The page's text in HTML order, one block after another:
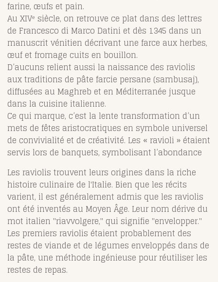
farine, œufs et pain.
Au XIVᵉ siècle, on retrouve ce plat dans des lettres
de Francesco di Marco Datini et dès 1345 dans un
manuscrit vénitien décrivant une farce aux herbes,
œuf et fromage cuits en bouillon.
D’aucuns relient aussi la naissance des raviolis
aux traditions de pâte farcie persane (sambusaj),
diffusées au Maghreb et en Méditerranée jusque
dans la cuisine italienne.
Ce qui marque, c’est la lente transformation d’un
mets de fêtes aristocratiques en symbole universel
de convivialité et de créativité. Les « ravioli » étaient
servis lors de banquets, symbolisant l’abondance
Les raviolis trouvent leurs origines dans la riche
histoire culinaire de l'Italie. Bien que les récits
varient, il est généralement admis que les raviolis
ont été inventés au Moyen Âge. Leur nom dérive du
mot italien "riavvolgere," qui signifie "envelopper."
Les premiers raviolis étaient probablement des
restes de viande et de légumes enveloppés dans de
la pâte, une méthode ingénieuse pour réutiliser les
restes de repas.